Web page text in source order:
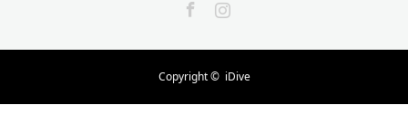
Copyright © iDive